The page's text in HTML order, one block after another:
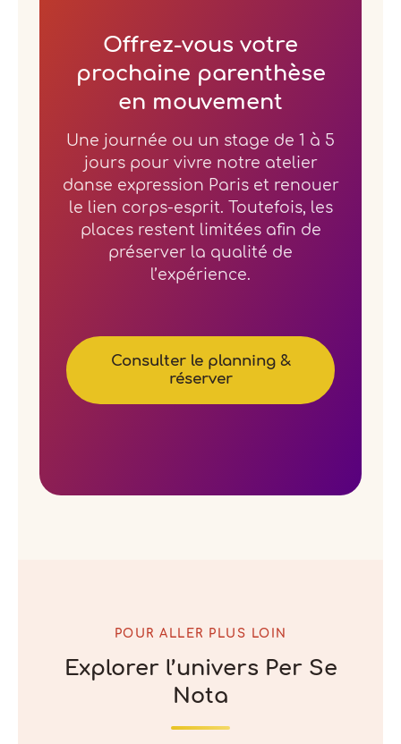
Offrez-vous votre
prochaine parenthèse
en mouvement
Une journée ou un stage de 1 à 5
jours pour vivre notre atelier
danse expression Paris et renouer
le lien corps-esprit. Toutefois, les
places restent limitées afin de
préserver la qualité de
l’expérience.
Consulter le planning &
réserver
POUR ALLER PLUS LOIN
Explorer l’univers Per Se
Nota